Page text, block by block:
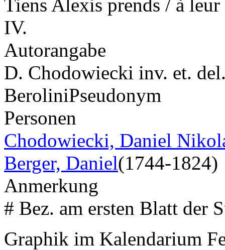
Tiens Alexis prends / à
IV.
Autorangabe
D. Chodowiecki inv. et.
BeroliniPseudonym
Personen
Chodowiecki, Daniel
Berger, Daniel(1744-1824)
Anmerkung
# Bez. am ersten Blatt der
Graphik im Kalendarium